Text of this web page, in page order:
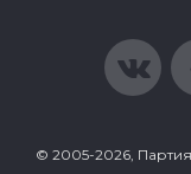
© 2005-2026,